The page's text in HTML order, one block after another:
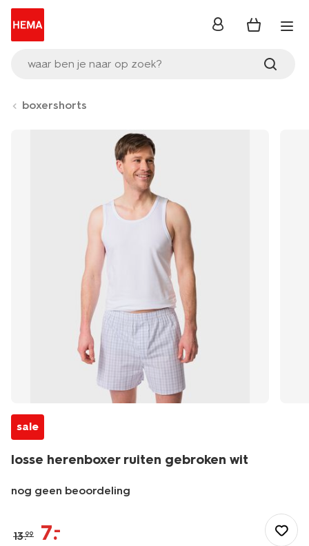
waar ben je naar op zoek?
inloggen
boxershorts
sale
losse herenboxer ruiten gebroken wit
nog geen beoordeling
herenboxer-
ruiten-
13.99 7.–